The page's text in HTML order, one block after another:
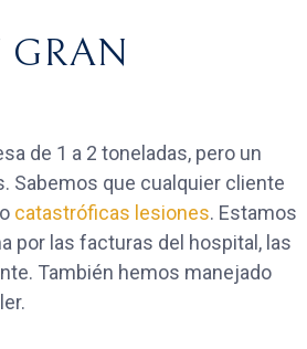
GRAN
de 1 a 2 toneladas, pero un
Sabemos que cualquier cliente
catastróficas lesiones. Estamos
por las facturas del hospital, las
También hemos manejado